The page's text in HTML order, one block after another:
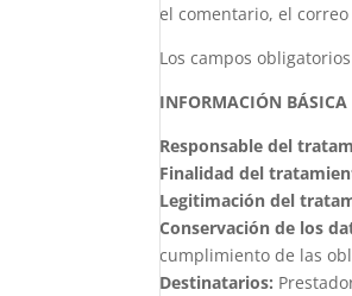
el comentario, el
Los campos
INFORMACIÓN BÁSICA
Responsable del
Finalidad del
Legitimación del
Conservación de los
cumplimiento de las
Destinatarios: